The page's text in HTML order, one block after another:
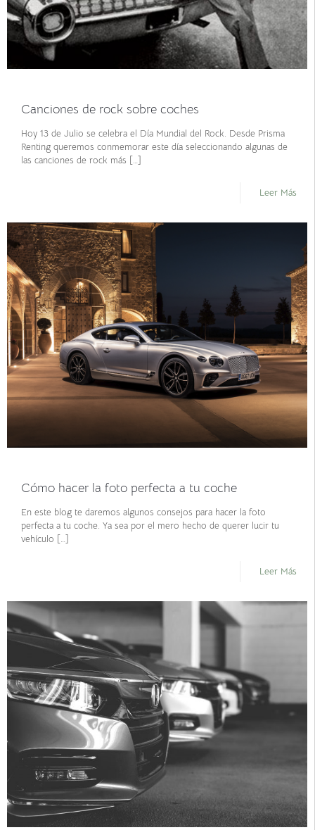
Canciones de rock sobre coches
Hoy 13 de Julio se celebra el Día Mundial del Rock. Desde Prisma
Renting queremos conmemorar este día seleccionando algunas de
las canciones de rock más […]
Leer Más
Cómo hacer la foto perfecta a tu coche
En este blog te daremos algunos consejos para hacer la foto
perfecta a tu coche. Ya sea por el mero hecho de querer lucir tu
vehículo […]
Leer Más